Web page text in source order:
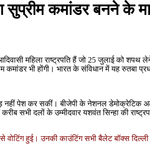
सुप्रीम कमांडर बनने के
महिला राष्ट्रपति हैं जो 25 जुलाई को
भी होंगी। भारत के संविधान में यह रुतबा
तोड़ नहीं पेश कर सकीं। बीजेपी के नेशनल
सभी दलों के उम्मीदवार यशवंत सिन्हा की
वोटिंग हुई। उनकी काउंटिंग सभी बैलेट बॉक्स